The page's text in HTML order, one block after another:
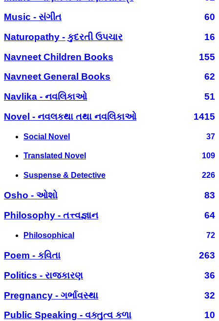
Music - સંગીત
60
Naturopathy - કુદરતી ઉપચાર
16
Navneet Children Books
155
Navneet General Books
62
Navlika - નવલિકાઓ
51
Novel - નવલકથા તથા નવલિકાઓ
1415
Social Novel 37
Translated Novel 109
Suspense & Detective 226
Osho - ઓશો
83
Philosophy - તત્ત્વજ્ઞાન
64
Philosophical 72
Poem - કવિતા
263
Politics - રાજકારણ
36
Pregnancy - ગર્ભાવસ્થા
32
Public Speaking - વક્તુત્વ કળા
10